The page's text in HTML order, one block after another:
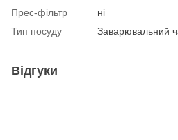
Прес-фільтр
ні
Тип посуду
Заварювальний
Відгуки